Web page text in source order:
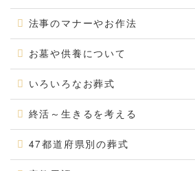
法事のマナーやお作法
お墓や供養について
いろいろなお葬式
終活～生きるを考える
47都道府県別の葬式